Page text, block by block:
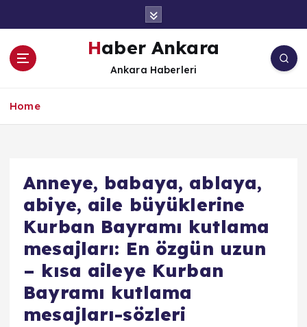
Haber Ankara
Ankara Haberleri
Home
Anneye, babaya, ablaya,
abiye, aile büyüklerine
Kurban Bayramı kutlama
mesajları: En özgün uzun
– kısa aileye Kurban
Bayramı kutlama
mesajları-sözleri